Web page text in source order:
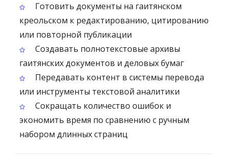
Готовить документы на гаитянском
креольском к редактированию, цитированию
или повторной публикации
Создавать полнотекстовые архивы
гаитянских документов и деловых бумаг
Передавать контент в системы перевода
или инструменты текстовой аналитики
Сокращать количество ошибок и
экономить время по сравнению с ручным
набором длинных страниц